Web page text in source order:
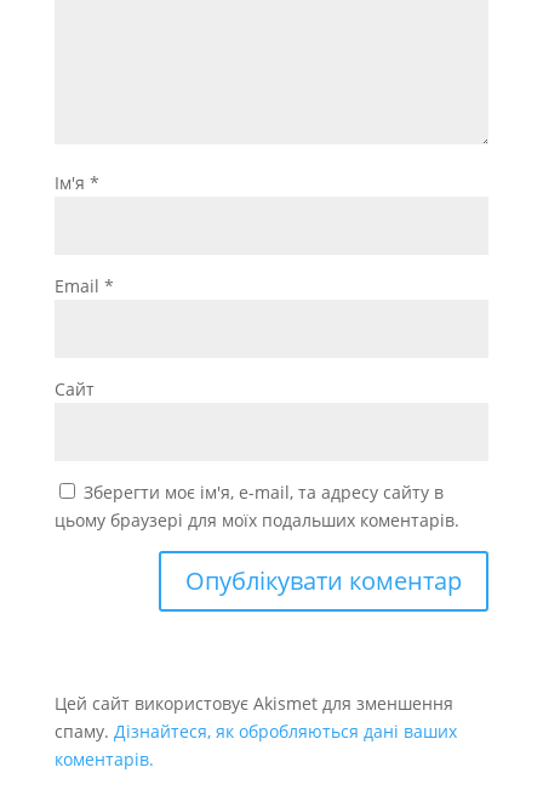
Ім'я *
Email *
Сайт
Зберегти моє ім'я, e-mail, та адресу сайту в
цьому браузері для моїх подальших коментарів.
Цей сайт використовує Akismet для зменшення
спаму. Дізнайтеся, як обробляються дані ваших
коментарів.